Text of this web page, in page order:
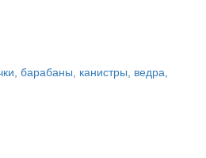
барабаны, канистры, ведра,